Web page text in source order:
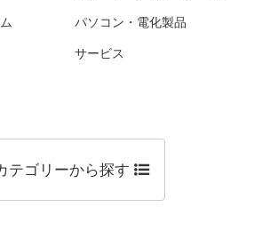
パソコン・電化製品
サービス
テゴリーから探す